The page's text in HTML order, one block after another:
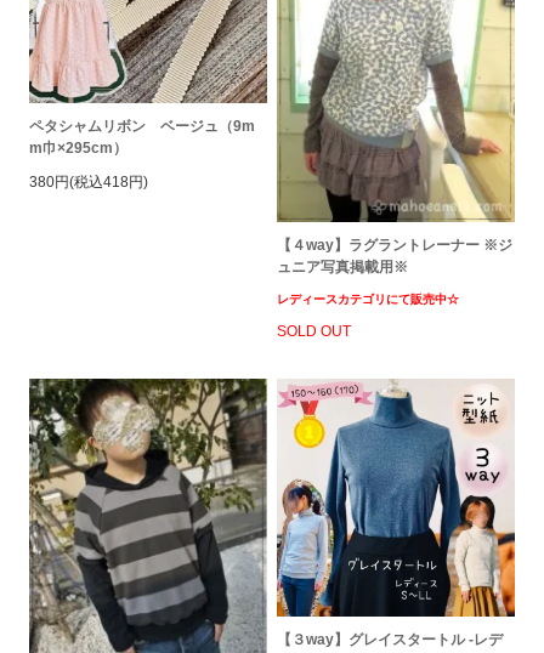
ペタシャムリボン ベージュ（9m
m巾×295cm）
380円(税込418円)
【４way】ラグラントレーナー ※ジ
ュニア写真掲載用※
レディースカテゴリにて販売中☆
SOLD OUT
【３way】グレイスタートル -レデ